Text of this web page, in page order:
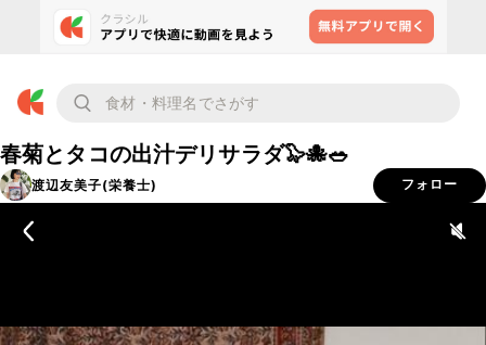
春菊とタコの出汁デリサラダ🦭🐙🥗
渡辺友美子(栄養士) フォロー